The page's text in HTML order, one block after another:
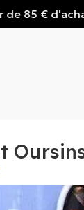
85 € d'achat,